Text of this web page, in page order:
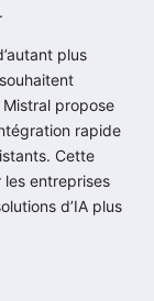
plus
propose
rapide
Cette
les entreprises
d’IA plus